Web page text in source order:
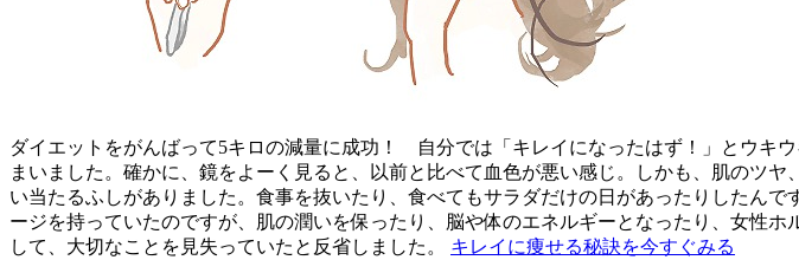
ダイエットをがんばって5キロの減量に成功！ 自分では「キレイになったはず！」とウ
まいました。確かに、鏡をよーく見ると、以前と比べて血色が悪い感じ。しかも、肌のツ
い当たるふしがありました。食事を抜いたり、食べてもサラダだけの日があったりしたん
ージを持っていたのですが、肌の潤いを保ったり、脳や体のエネルギーとなったり、女性
して、大切なことを見失っていたと反省しました。 キレイに痩せる秘訣を今すぐみる